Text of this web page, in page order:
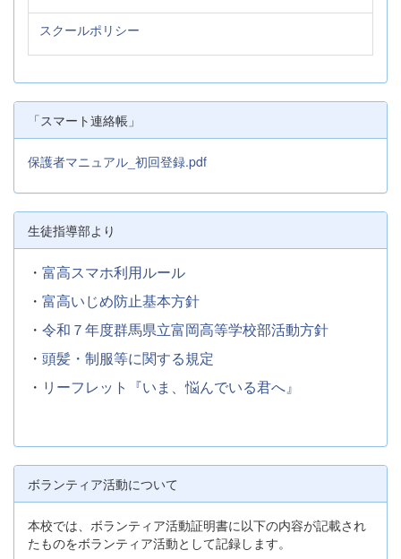
スクールポリシー
「スマート連絡帳」
保護者マニュアル_初回登録.pdf
生徒指導部より
・ 富高スマホ利用ルール
・ 富高いじめ防止基本方針
・ 令和７年度群馬県立富岡高等学校部活動方針
・ 頭髪・制服等に関する規定
・ リーフレット『いま、悩んでいる君へ』
ボランティア活動について
本校では、ボランティア活動証明書に以下の内容が記載され
たものをボランティア活動として記録します。